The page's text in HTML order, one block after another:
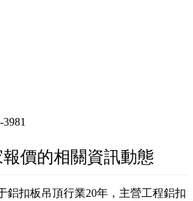
3981
價的相關資訊動態
鋁扣板吊頂行業20年，主營工程鋁扣